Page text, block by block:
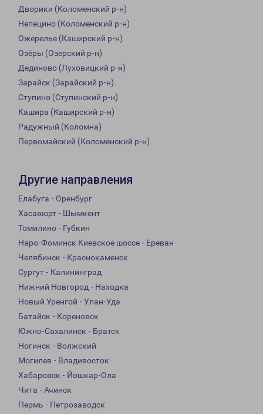
Дворики (Коломенский р-н)
Непецино (Коломенский р-н)
Ожерелье (Каширский р-н)
Озёры (Озерский р-н)
Дединово (Луховицкий р-н)
Зарайск (Зарайский р-н)
Ступино (Ступинский р-н)
Кашира (Каширский р-н)
Радужный (Коломна)
Первомайский (Коломенский р-н)
Другие направления
Елабуга - Оренбург
Хасавюрт - Шымкент
Томилино - Губкин
Наро-Фоминск Киевское шоссе - Ереван
Челябинск - Краснокаменск
Сургут - Калининград
Нижний Новгород - Находка
Новый Уренгой - Улан-Удэ
Батайск - Кореновск
Южно-Сахалинск - Братск
Ногинск - Волжский
Могилев - Владивосток
Хабаровск - Йошкар-Ола
Чита - Ачинск
Пермь - Петрозаводск